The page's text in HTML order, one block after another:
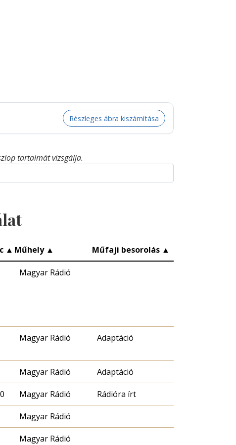
Részleges ábra kiszámítása
tartalmát vizsgálja.
▲ Műhely ▲ Műfaji besorolás ▲
Magyar Rádió
Magyar Rádió Adaptáció
Magyar Rádió Adaptáció
Magyar Rádió Rádióra írt
Magyar Rádió
Magyar Rádió